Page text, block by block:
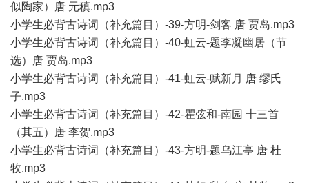
似陶家）唐 元稹.mp3
小学生必背古诗词（补充篇目）-39-方明-剑客 唐 贾岛.mp3
小学生必背古诗词（补充篇目）-40-虹云-题李凝幽居（节
选）唐 贾岛.mp3
小学生必背古诗词（补充篇目）-41-虹云-赋新月 唐 缪氏
子.mp3
小学生必背古诗词（补充篇目）-42-瞿弦和-南园 十三首
（其五）唐 李贺.mp3
小学生必背古诗词（补充篇目）-43-方明-题乌江亭 唐 杜
牧.mp3